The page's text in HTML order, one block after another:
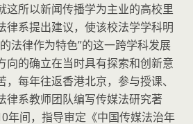
这所以新闻传播学为主业的高校里
律系提出建议，使该校法学学科明
法律作为特色”的这一跨学科发展
向的确立在当时具有探索和创新意
每年往返香港北京，参与授课、
律系教师团队编写传媒法研究著
年间，指导审定《中国传媒法治年